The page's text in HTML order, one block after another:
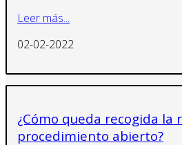
Leer más...
02-02-2022
¿Cómo queda recogida la
procedimiento abierto?